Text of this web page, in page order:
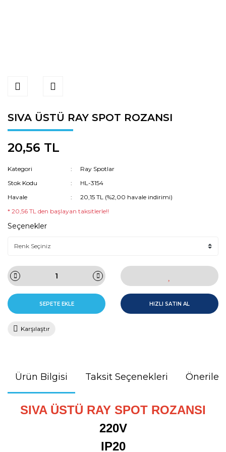
SIVA ÜSTÜ RAY SPOT ROZANSI
20,56 TL
Kategori
Ray Spotlar
Stok Kodu
HL-3154
Havale
20,15 TL (%2,00 havale indirimi)
* 20,56 TL den başlayan taksitlerle!!
Seçenekler
SEPETE EKLE HIZLI SATIN AL
Karşılaştır
Ürün Bilgisi Taksit Seçenekleri
SIVA ÜSTÜ RAY SPOT ROZANSI
220V
IP20